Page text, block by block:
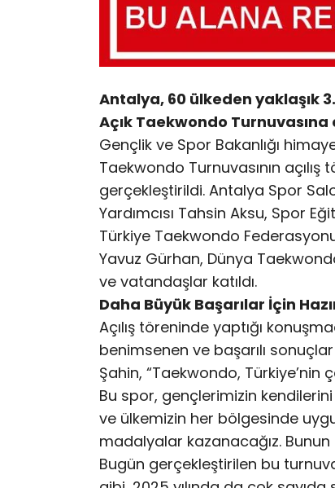
Antalya, 60 ülkeden yaklaşık
Açık Taekwondo
Gençlik ve Spor Bakanlığı
Taekwondo Turnuvasının açılış
gerçekleştirildi. Antalya Spor
Yardımcısı Tahsin Aksu, Spor
Türkiye Taekwondo
Yavuz Gürhan, Dünya
ve vatandaşlar katıldı.
Daha Büyük Başarılar İçin
Açılış töreninde yaptığı
benimsenen ve başarılı
Şahin, “Taekwondo, Türkiye’nin
Bu spor, gençlerimizin
ve ülkemizin her bölgesinde
madalyalar kazanacağız. Bunun
Bugün gerçekleştirilen bu